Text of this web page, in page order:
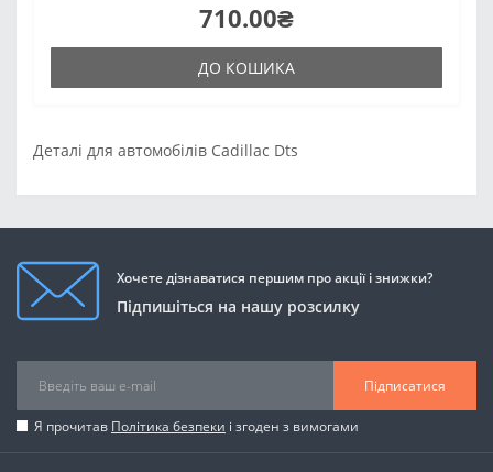
710.00₴
ДО КОШИКА
Деталі для автомобілів Cadillac Dts
Хочете дізнаватися першим про акції і знижки?
Підпишіться на нашу розсилку
Підписатися
Я прочитав Політика безпеки і згоден з вимогами